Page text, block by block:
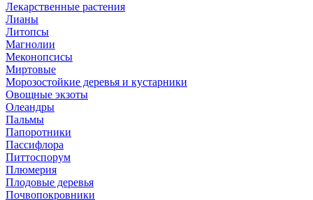
Лекарственные растения
Лианы
Литопсы
Магнолии
Меконопсисы
Миртовые
Морозостойкие деревья и кустарники
Овощные экзоты
Олеандры
Пальмы
Папоротники
Пассифлора
Питтоспорум
Плюмерия
Плодовые деревья
Почвопокровники